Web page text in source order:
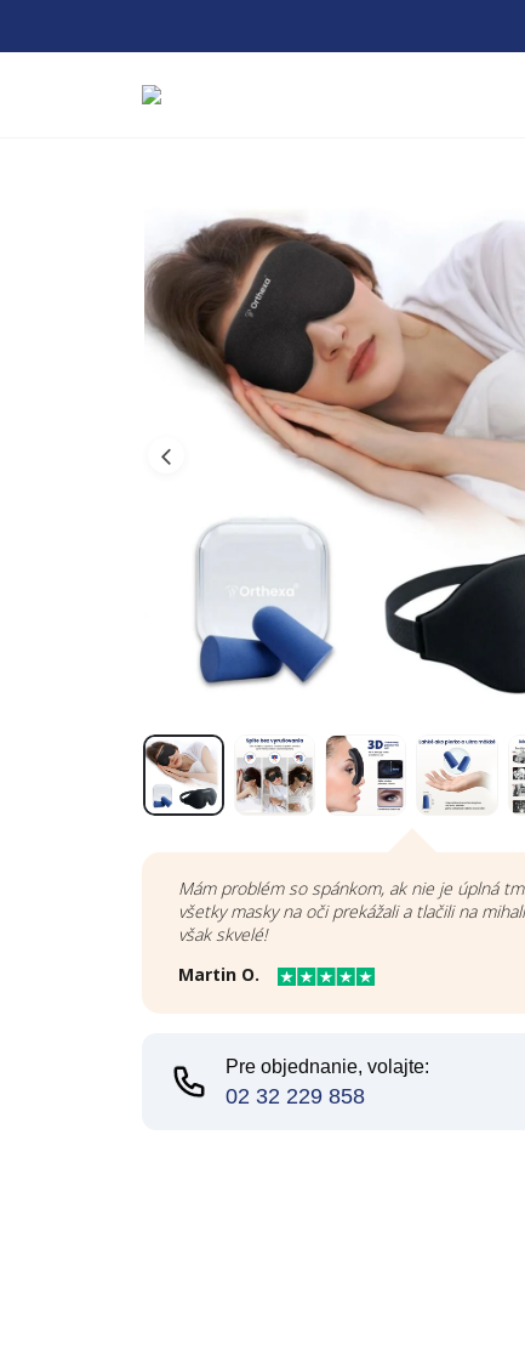
Mám problém so spánkom, ak nie je úplná
všetky masky na oči prekážali a tlačili na
však skvelé!
Martin O.
Pre objednanie, volajte:
02 32 229 858